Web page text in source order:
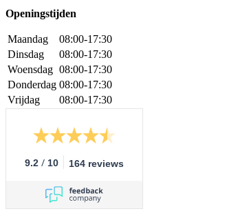
Openingstijden
Maandag
08:00-17:30
Dinsdag
08:00-17:30
Woensdag 08:00-17:30
Donderdag 08:00-17:30
Vrijdag
08:00-17:30
9.2 / 10 164 reviews